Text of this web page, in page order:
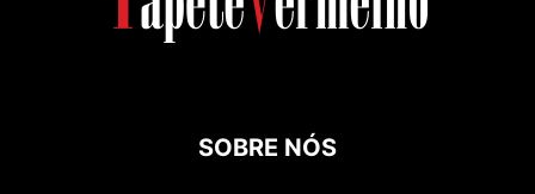
SOBRE NÓS